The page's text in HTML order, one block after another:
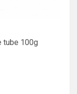
tube 100g